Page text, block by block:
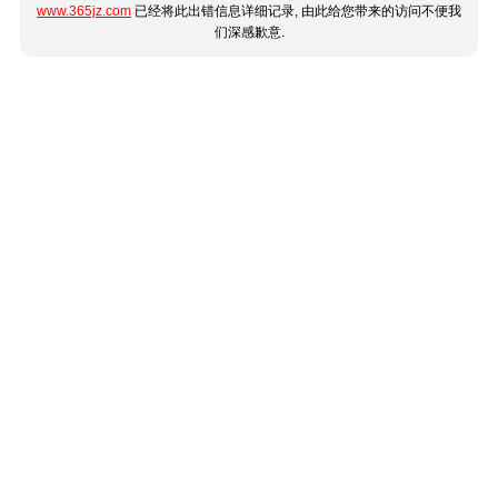
www.365jz.com 已经将此出错信息详细记录, 由此给您带来的访问不便我
们深感歉意.